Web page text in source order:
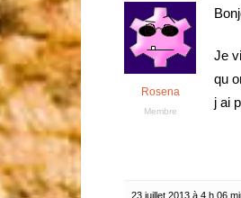
Rosena
Membre
Je
qu
j ai
23 juillet 2013 à 4 h 06